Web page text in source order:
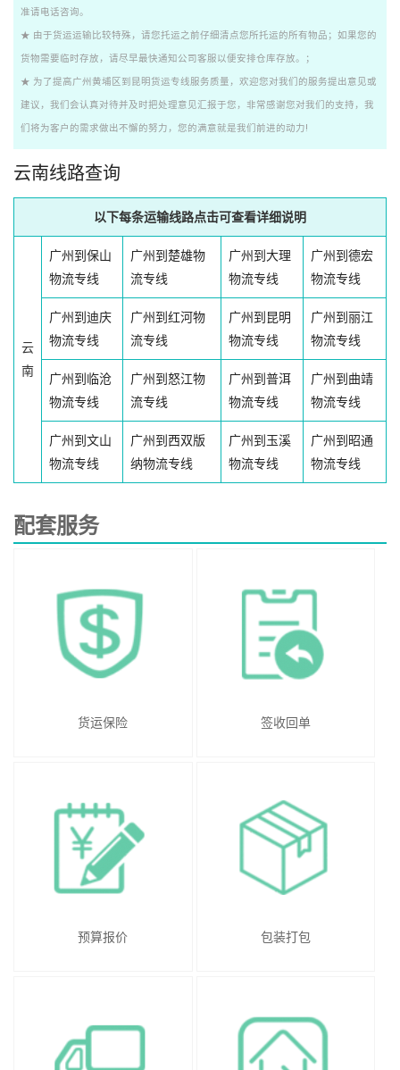
准请电话咨询。
★ 由于货运运输比较特殊，请您托运之前仔细清点您所托运的所有物品；如果您的
货物需要临时存放，请尽早最快通知公司客服以便安排仓库存放。；
★ 为了提高广州黄埔区到昆明货运专线服务质量，欢迎您对我们的服务提出意见或
建议，我们会认真对待并及时把处理意见汇报于您，非常感谢您对我们的支持，我
们将为客户的需求做出不懈的努力，您的满意就是我们前进的动力!
云南线路查询
以下每条运输线路点击可查看详细说明
云
南
广州到保山
物流专线
广州到楚雄物
流专线
广州到大理
物流专线
广州到德宏
物流专线
广州到迪庆
物流专线
广州到红河物
流专线
广州到昆明
物流专线
广州到丽江
物流专线
广州到临沧
物流专线
广州到怒江物
流专线
广州到普洱
物流专线
广州到曲靖
物流专线
广州到文山
物流专线
广州到西双版
纳物流专线
广州到玉溪
物流专线
广州到昭通
物流专线
配套服务
货运保险 签收回单
预算报价 包装打包